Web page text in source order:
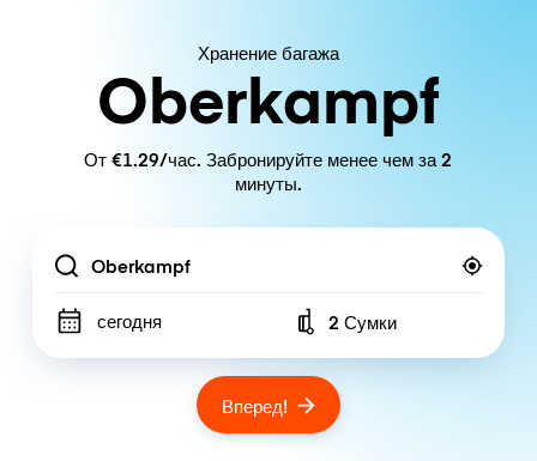
Хранение багажа
Oberkampf
От €1.29/час. Забронируйте менее чем за 2
минуты.
Location
сегодня Number of bags
2 Сумки
Вперед!